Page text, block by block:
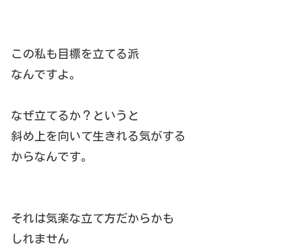
この私も目標を立てる派
なんですよ。
なぜ立てるか？というと
斜め上を向いて生きれる気がする
からなんです。
それは気楽な立て方だからかも
しれません